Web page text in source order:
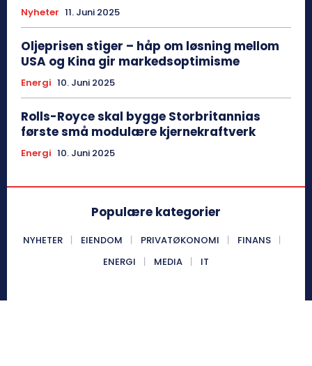
Nyheter 11. Juni 2025
Oljeprisen stiger – håp om løsning mellom
USA og Kina gir markedsoptimisme
Energi 10. Juni 2025
Rolls-Royce skal bygge Storbritannias
første små modulære kjernekraftverk
Energi 10. Juni 2025
Populære kategorier
NYHETER EIENDOM PRIVATØKONOMI
FINANS
ENERGI
MEDIA IT